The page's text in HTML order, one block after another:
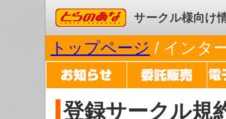
コミックとらのあな サークル様向け
トップページ / インタ
登録サークル規